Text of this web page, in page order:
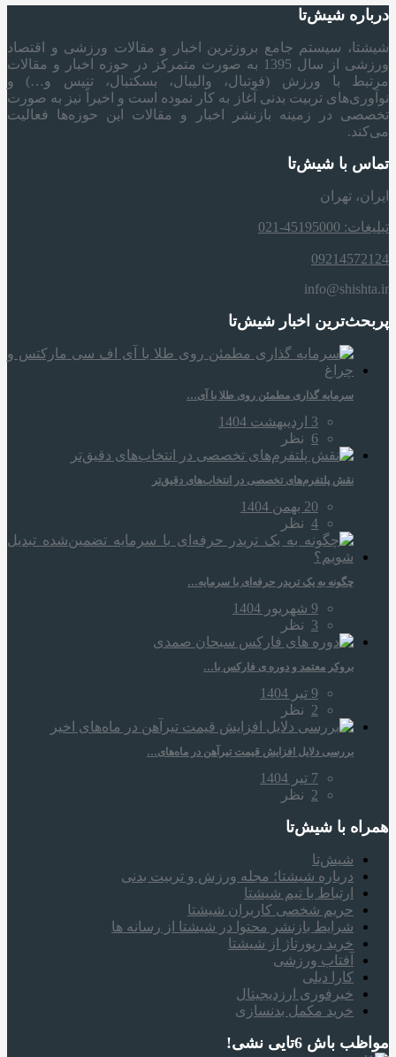
درباره شیش‌تا
شیشتا، سیستم جامع بروزترین اخبار و مقالات ورزشی و اقتصاد
ورزشی از سال 1395 به صورت متمرکز در حوزه اخبار و مقالات
مرتبط با ورزش (فوتبال، والیبال، بسکتبال، تنیس و…) و
نوآوری‌های تربیت بدنی آغاز به کار نموده است و اخیراً نیز به صورت
تخصصی در زمینه بازنشر اخبار و مقالات این حوزه‌ها فعالیت
می‌کند.
تماس با شیش‌تا
ایران، تهران
تبلیغات: 45195000-021
09214572124
info@shishta.ir
پربحث‌ترین اخبار شیش‌تا
سرمایه‌ گذاری مطمئن روی طلا با آی…
3 اردیبهشت 1404
6 نظر
نقش پلتفرم‌های تخصصی در انتخاب‌های دقیق‌تر
20 بهمن 1404
4 نظر
چگونه به یک تریدر حرفه‌ای با سرمایه…
9 شهریور 1404
3 نظر
بروکر معتمد و دوره‌ ی فارکس با…
9 تیر 1404
2 نظر
بررسی دلایل افزایش قیمت تیرآهن در ماه‌های…
7 تیر 1404
2 نظر
همراه‌ با شیش‌تا
شیش‌تا
درباره شیشتا؛ مجله ورزش و تربیت بدنی
ارتباط با تیم شیشتا
حریم شخصی کاربران شیشتا
شرایط بازنشر محتوا در شیشتا از رسانه ها
خرید رپورتاژ از شیشتا
آفتاب ورزشی
کارا دیلی
خبرفوری ارزدیجیتال
خرید مکمل بدنسازی
مواظب باش 6تایی نشی!